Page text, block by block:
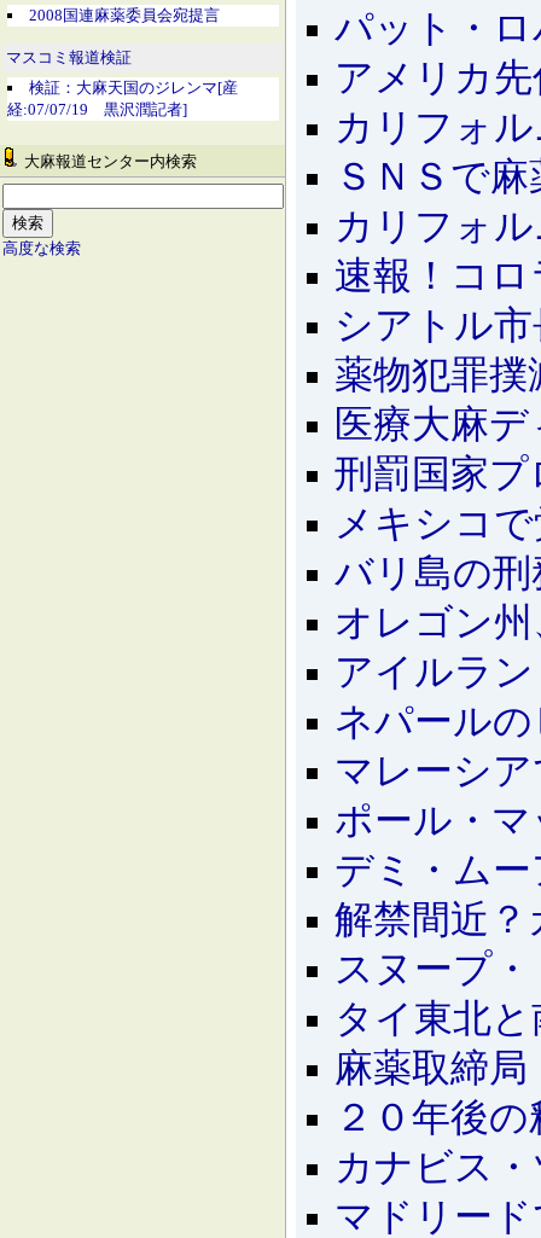
2008国連麻薬委員会宛提言
マスコミ報道検証
検証：大麻天国のジレンマ[産
経:07/07/19 黒沢潤記者]
大麻報道センター内検索
高度な検索
パット・
アメリカ
カリフォ
ＳＮＳで
カリフォ
速報！コ
シアトル
薬物犯罪
医療大麻
刑罰国家
メキシコ
バリ島の
オレゴン
アイルラ
ネパール
マレーシ
ポール・
デミ・ム
解禁間近
スヌープ
タイ東北
麻薬取締
２０年後
カナビス
マドリー